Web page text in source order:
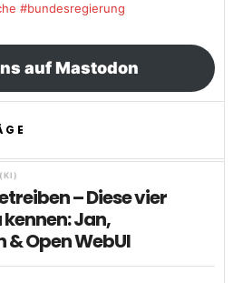
#bundesregierung
auf Mastodon
– Diese vier
Jan,
& Open WebUI